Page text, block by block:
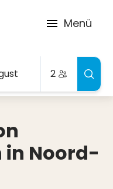
Menü
2
in Noord-